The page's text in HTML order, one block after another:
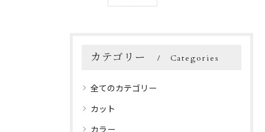
カテゴリー Categories
全てのカテゴリー
カット
カラー